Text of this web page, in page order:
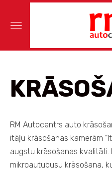
RM Autocentrs auto
itāļu krāsošanas kamerām
augstu krāsošanas kvalitāti.
mikroautubusu krāsošana,